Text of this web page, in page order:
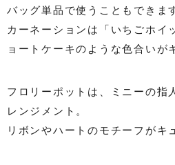
バッグ単品で使うこともできま
カーネーションは「いちごホイ
ョートケーキのような色合いが
フロリーポットは、ミニーの指
レンジメント。
リボンやハートのモチーフがキ